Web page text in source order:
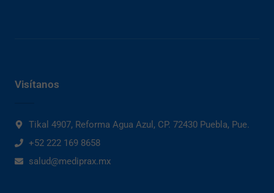
Visítanos
Tikal 4907, Reforma Agua Azul, CP. 72430 Puebla, Pue.
+52 222 169 8658
salud@mediprax.mx